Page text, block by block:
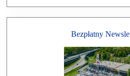
Bezpłatny